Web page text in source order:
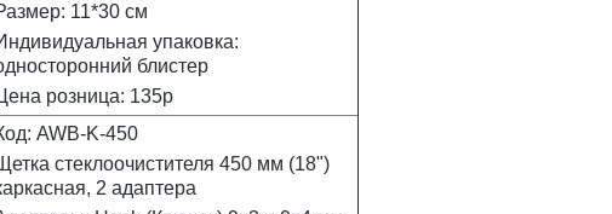
11*30 см
упаковка:
блистер
розница: 135р
AWB-K-450
стеклоочистителя 450 мм (18")
2 адаптера